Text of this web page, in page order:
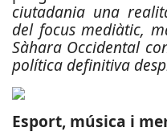
ciutadania una
del focus mediàtic,
Sàhara Occidental
política definitiva
Esport, música i